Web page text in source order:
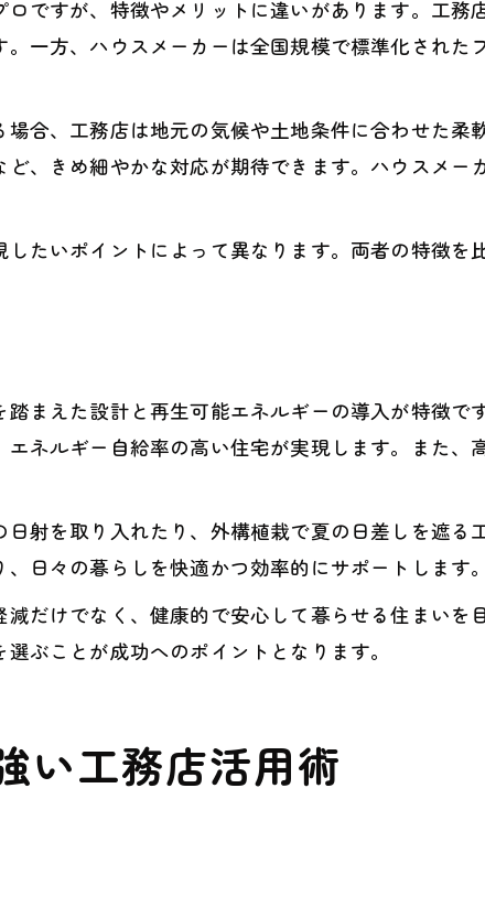
ですが、特徴やメリットに違いがあります。工務
一方、ハウスメーカーは全国規模で標準化された
合、工務店は地元の気候や土地条件に合わせた柔
、きめ細やかな対応が期待できます。ハウスメー
たいポイントによって異なります。両者の特徴を
まえた設計と再生可能エネルギーの導入が特徴で
ネルギー自給率の高い住宅が実現します。また、
射を取り入れたり、外構植栽で夏の日差しを遮る
日々の暮らしを快適かつ効率的にサポートします。
だけでなく、健康的で安心して暮らせる住まいを
ぶことが成功へのポイントとなります。
い工務店活用術